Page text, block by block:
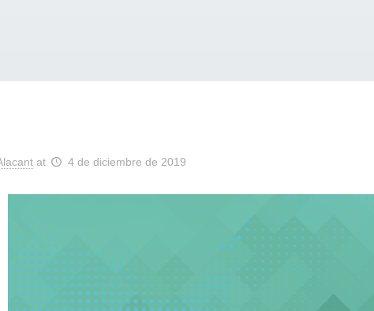
at 4 de diciembre de 2019